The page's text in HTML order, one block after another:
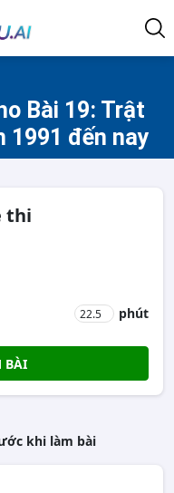
Bài 19: Trật
1991 đến nay
thi
phút
BÀI
khi làm bài